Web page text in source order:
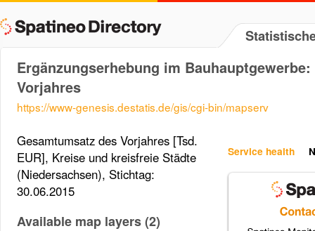
Ergänzungserhebung im
Vorjahres
https://www-genesis.destatis.de/gis/cgi-bin/mapserv
Service health
Gesamtumsatz des Vorjahres [Tsd.
EUR], Kreise und kreisfreie Städte
(Niedersachsen), Stichtag:
30.06.2015
Available map layers (2)